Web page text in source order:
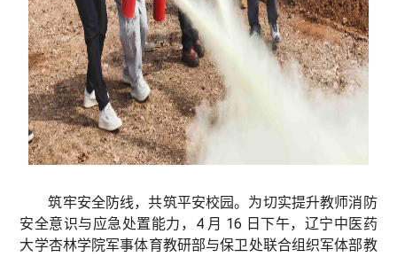
筑牢安全防线，共筑平安校园。为切实提升教师消防
安全意识与应急处置能力，4 月 16 日下午，辽宁中医药
大学杏林学院军事体育教研部与保卫处联合组织军体部教